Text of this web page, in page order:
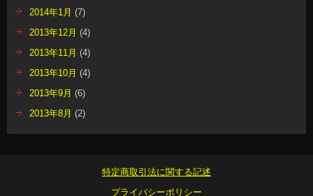
2014年1月 (7)
2013年12月 (4)
2013年11月 (4)
2013年10月 (4)
2013年9月 (6)
2013年8月 (2)
特定商取引法に関する記述
プライバシーポリシー